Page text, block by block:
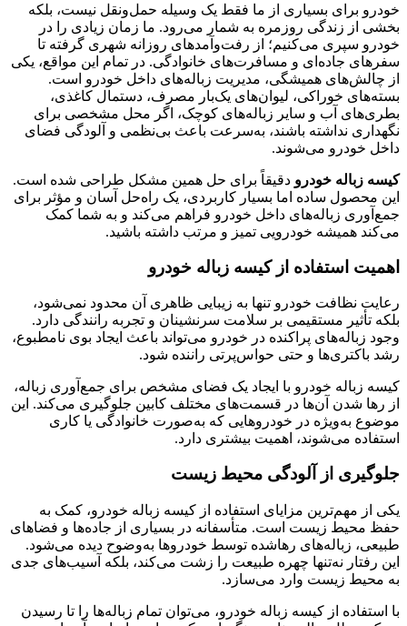
خودرو برای بسیاری از ما فقط یک وسیله حمل‌ونقل نیست، بلکه
بخشی از زندگی روزمره به شمار می‌رود. ما زمان زیادی را در
خودرو سپری می‌کنیم؛ از رفت‌وآمدهای روزانه شهری گرفته تا
سفرهای جاده‌ای و مسافرت‌های خانوادگی. در تمام این مواقع، یکی
از چالش‌های همیشگی، مدیریت زباله‌های داخل خودرو است.
بسته‌های خوراکی، لیوان‌های یک‌بار مصرف، دستمال کاغذی،
بطری‌های آب و سایر زباله‌های کوچک، اگر محل مشخصی برای
نگهداری نداشته باشند، به‌سرعت باعث بی‌نظمی و آلودگی فضای
داخل خودرو می‌شوند.
کیسه زباله خودرو دقیقاً برای حل همین مشکل طراحی شده است.
این محصول ساده اما بسیار کاربردی، یک راه‌حل آسان و مؤثر برای
جمع‌آوری زباله‌های داخل خودرو فراهم می‌کند و به شما کمک
می‌کند همیشه خودرویی تمیز و مرتب داشته باشید.
اهمیت استفاده از کیسه زباله خودرو
رعایت نظافت خودرو تنها به زیبایی ظاهری آن محدود نمی‌شود،
بلکه تأثیر مستقیمی بر سلامت سرنشینان و تجربه رانندگی دارد.
وجود زباله‌های پراکنده در خودرو می‌تواند باعث ایجاد بوی نامطبوع،
رشد باکتری‌ها و حتی حواس‌پرتی راننده شود.
کیسه زباله خودرو با ایجاد یک فضای مشخص برای جمع‌آوری زباله،
از رها شدن آن‌ها در قسمت‌های مختلف کابین جلوگیری می‌کند. این
موضوع به‌ویژه در خودروهایی که به‌صورت خانوادگی یا کاری
استفاده می‌شوند، اهمیت بیشتری دارد.
جلوگیری از آلودگی محیط زیست
یکی از مهم‌ترین مزایای استفاده از کیسه زباله خودرو، کمک به
حفظ محیط زیست است. متأسفانه در بسیاری از جاده‌ها و فضاهای
طبیعی، زباله‌های رهاشده توسط خودروها به‌وضوح دیده می‌شود.
این رفتار نه‌تنها چهره طبیعت را زشت می‌کند، بلکه آسیب‌های جدی
به محیط زیست وارد می‌سازد.
با استفاده از کیسه زباله خودرو، می‌توان تمام زباله‌ها را تا رسیدن